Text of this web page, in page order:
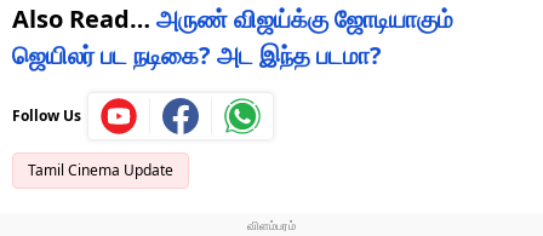
Also Read… அருண் விஜய்க்கு ஜோடியாகும்
ஜெயிலர் பட நடிகை? அட இந்த படமா?
Follow Us
Tamil Cinema Update